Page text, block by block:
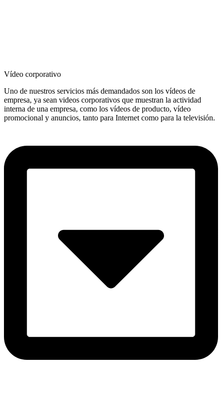
Vídeo corporativo
Uno de nuestros servicios más demandados son los vídeos de
empresa, ya sean videos corporativos que muestran la actividad
interna de una empresa, como los vídeos de producto, vídeo
promocional y anuncios, tanto para Internet como para la televisión.